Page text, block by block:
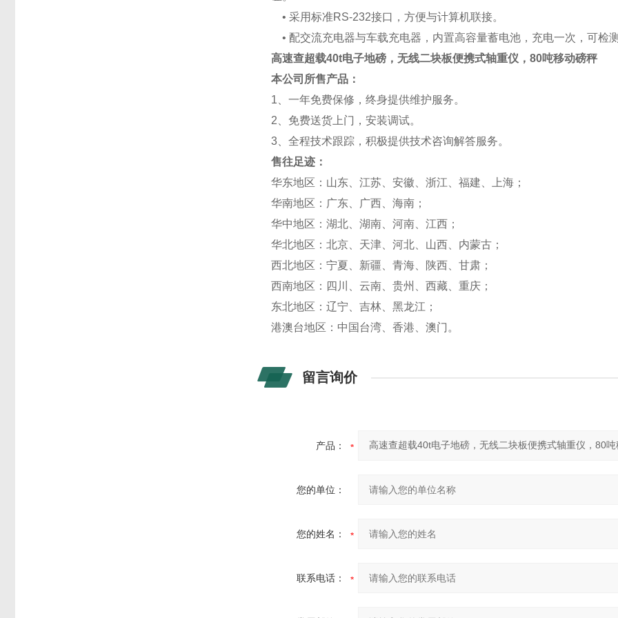
• 采用标准RS-232接口，方便与计算机联接。
• 配交流充电器与车载充电器，内置高容量蓄电池，充电一次，可检测
高速查超载40t电子地磅，无线二块板便携式轴重仪，80吨移动磅秤
本公司所售产品：
1、一年免费保修，终身提供维护服务。
2、免费送货上门，安装调试。
3、全程技术跟踪，积极提供技术咨询解答服务。
售往足迹：
华东地区：山东、江苏、安徽、浙江、福建、上海；
华南地区：广东、广西、海南；
华中地区：湖北、湖南、河南、江西；
华北地区：北京、天津、河北、山西、内蒙古；
西北地区：宁夏、新疆、青海、陕西、甘肃；
西南地区：四川、云南、贵州、西藏、重庆；
东北地区：辽宁、吉林、黑龙江；
港澳台地区：中国台湾、香港、澳门。
留言询价
产品：
您的单位：
您的姓名：
联系电话：